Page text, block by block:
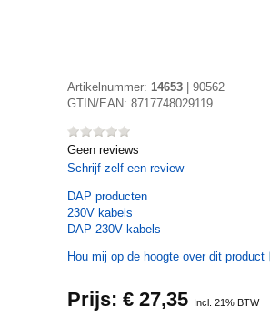
Artikelnummer: 14653
90562
GTIN/EAN: 8717748029119
Geen reviews
Schrijf zelf een review
DAP producten
230V kabels
DAP 230V kabels
Hou mij op de hoogte over dit product
Prijs: € 27,35 Incl. 21% BTW